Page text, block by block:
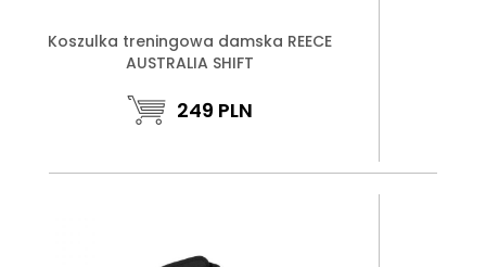
Koszulka treningowa damska REECE
AUSTRALIA SHIFT
249 PLN